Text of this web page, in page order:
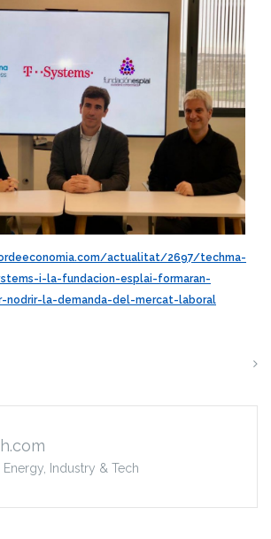
actualitat/2697/techma-
i-la-fundacion-esplai-formaran-
nodrir-la-demanda-del-mercat-laboral
Industry & Tech